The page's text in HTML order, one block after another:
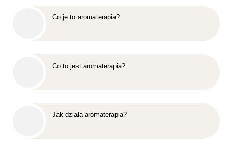
Co je to aromaterapia?
Co to jest aromaterapia?
Jak działa aromaterapia?